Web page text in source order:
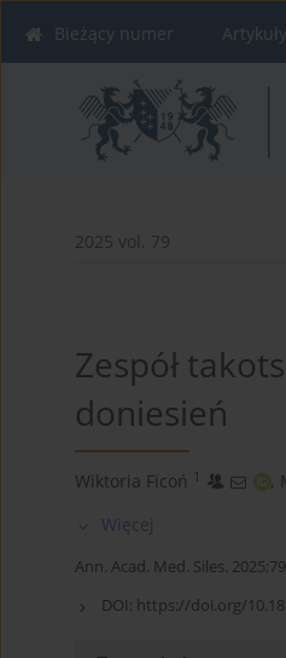
Bieżący numer
2025 vol. 79
Zespół
doniesień
Wiktoria Ficoń 1 ,
Więcej
Ann. Acad. Med. Siles.
DOI: https://doi.org/